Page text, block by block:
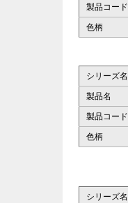
製品コード
色柄
シリーズ名
製品名
製品コード
色柄
シリーズ名